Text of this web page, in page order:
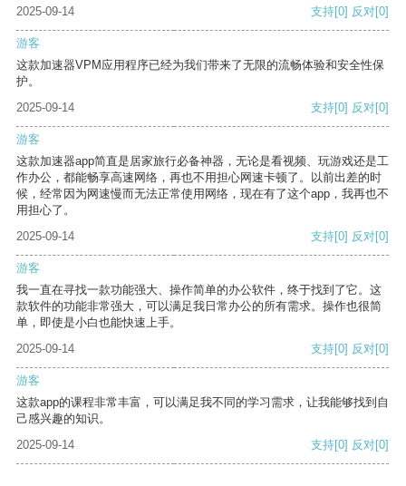
2025-09-14
支持[0] 反对[0]
游客
这款加速器VPM应用程序已经为我们带来了无限的流畅体验和安全性保
护。
2025-09-14
支持[0] 反对[0]
游客
这款加速器app简直是居家旅行必备神器，无论是看视频、玩游戏还是工
作办公，都能畅享高速网络，再也不用担心网速卡顿了。以前出差的时
候，经常因为网速慢而无法正常使用网络，现在有了这个app，我再也不
用担心了。
2025-09-14
支持[0] 反对[0]
游客
我一直在寻找一款功能强大、操作简单的办公软件，终于找到了它。这
款软件的功能非常强大，可以满足我日常办公的所有需求。操作也很简
单，即使是小白也能快速上手。
2025-09-14
支持[0] 反对[0]
游客
这款app的课程非常丰富，可以满足我不同的学习需求，让我能够找到自
己感兴趣的知识。
2025-09-14
支持[0] 反对[0]